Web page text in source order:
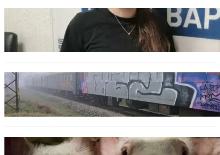
ОБЩЕСТВО
Варненска ученичка създаде интерактивна
карта за сигнали за проблеми с боклука
ОБЩЕСТВО
Бързият влак София – Варна блъсна и уби
жена край гара Бутово
БЪЛГАРИЯ